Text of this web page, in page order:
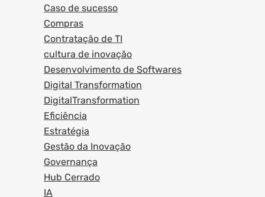
Caso de sucesso
Compras
Contratação de TI
cultura de inovação
Desenvolvimento de Softwares
Digital Transformation
DigitalTransformation
Eficiência
Estratégia
Gestão da Inovação
Governança
Hub Cerrado
IA